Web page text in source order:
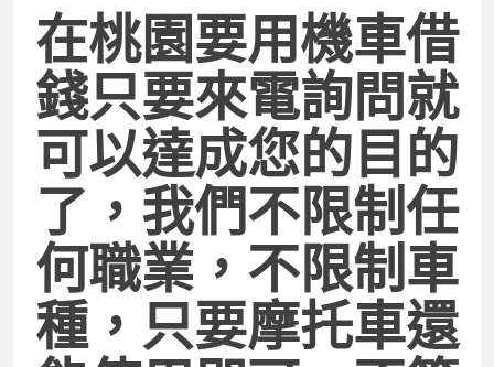
在桃園要用機車借
錢只要來電詢問就
可以達成您的目的
了，我們不限制任
何職業，不限制車
種，只要摩托車還